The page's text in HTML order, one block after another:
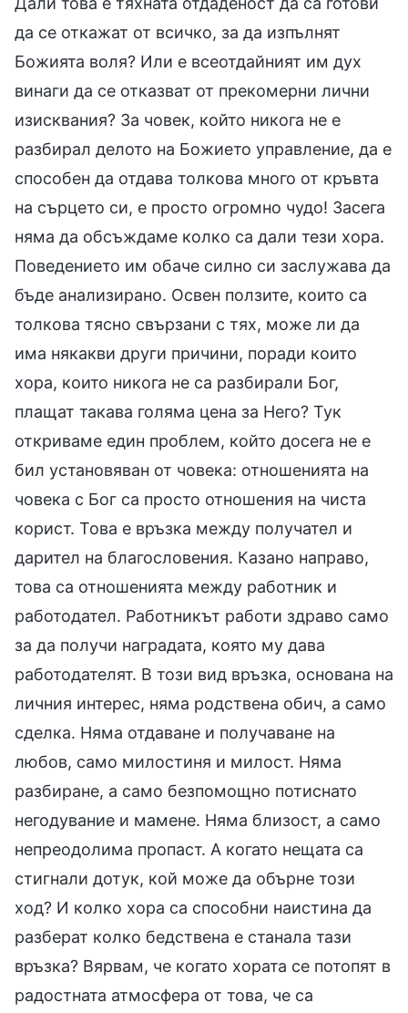
да се откажат от всичко, за да изпълнят
Божията воля? Или е всеотдайният им дух
винаги да се отказват от прекомерни лични
изисквания? За човек, който никога не е
разбирал делото на Божието управление, да е
способен да отдава толкова много от кръвта
на сърцето си, е просто огромно чудо! Засега
няма да обсъждаме колко са дали тези хора.
Поведението им обаче силно си заслужава да
бъде анализирано. Освен ползите, които са
толкова тясно свързани с тях, може ли да
има някакви други причини, поради които
хора, които никога не са разбирали Бог,
плащат такава голяма цена за Него? Тук
откриваме един проблем, който досега не е
бил установяван от човека: отношенията на
човека с Бог са просто отношения на чиста
корист. Това е връзка между получател и
дарител на благословения. Казано направо,
това са отношенията между работник и
работодател. Работникът работи здраво само
за да получи наградата, която му дава
работодателят. В този вид връзка, основана на
личния интерес, няма родствена обич, а само
сделка. Няма отдаване и получаване на
любов, само милостиня и милост. Няма
разбиране, а само безпомощно потиснато
негодувание и мамене. Няма близост, а само
непреодолима пропаст. А когато нещата са
стигнали дотук, кой може да обърне този
ход? И колко хора са способни наистина да
разберат колко бедствена е станала тази
връзка? Вярвам, че когато хората се потопят в
радостната атмосфера от това, че са